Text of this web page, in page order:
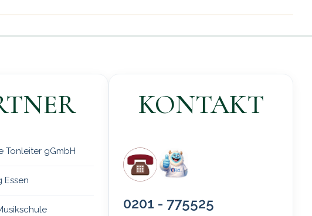
Tonleiter gGmbH
Essen
KONTAKT
0201 - 775525